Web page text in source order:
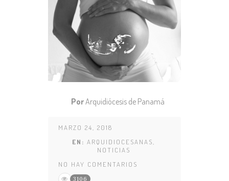
PorArquidiócesis de Panamá
MARZO 24, 2018
EN: ARQUIDIOCESANAS
NOTICIAS
NO HAY COMENTARIOS
3106